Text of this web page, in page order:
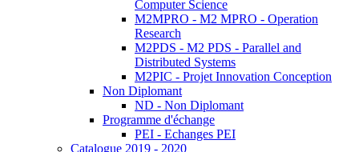
Computer Science
M2MPRO - M2 MPRO - Operation
Research
M2PDS - M2 PDS - Parallel and
Distributed Systems
M2PIC - Projet Innovation Conception
Non Diplomant
ND - Non Diplomant
Programme d'échange
PEI - Echanges PEI
Catalogue 2019 - 2020